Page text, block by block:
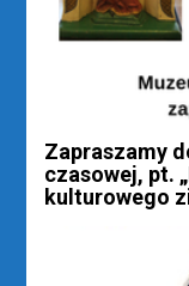
Zapraszamy
czasowej, pt.
kulturowego